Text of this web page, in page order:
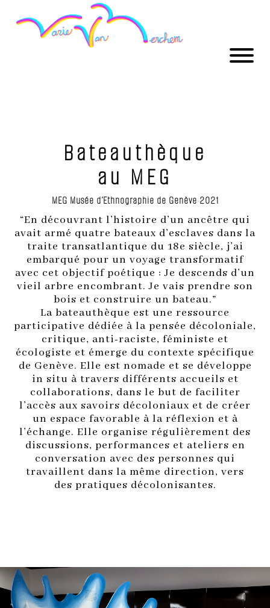
Bateauthèque
au MEG
MEG Musée d’Ethnographie de Genève 2021
“En découvrant l’histoire d’un ancêtre qui
avait armé quatre bateaux d’esclaves dans la
traite transatlantique du 18e siècle, j’ai
embarqué pour un voyage transformatif
avec cet objectif poétique : Je descends d’un
vieil arbre encombrant. Je vais prendre son
bois et construire un bateau.”
La bateauthèque est une ressource
participative dédiée à la pensée décoloniale,
critique, anti-raciste, féministe et
écologiste et émerge du contexte spécifique
de Genève. Elle est nomade et se développe
in situ à travers différents accueils et
collaborations, dans le but de faciliter
l’accès aux savoirs décoloniaux et de créer
un espace favorable à la réflexion et à
l’échange. Elle organise régulièrement des
discussions, performances et ateliers en
conversation avec des personnes qui
travaillent dans la même direction, vers
des pratiques décolonisantes.